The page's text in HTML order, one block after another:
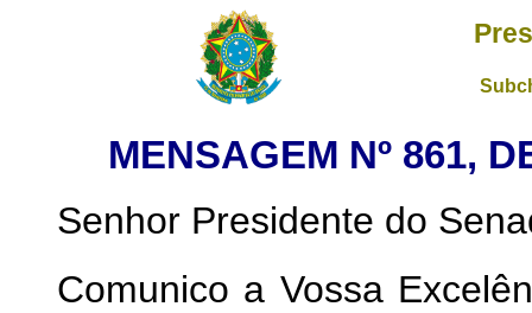
MENSAGEM Nº 861,
Senhor Presidente do
Comunico a Vossa